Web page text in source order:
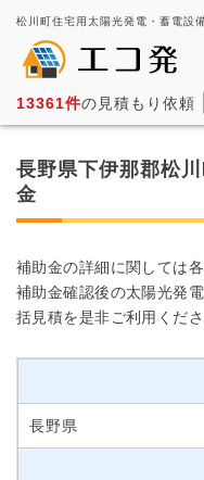
13361件の見積もり依頼
長野県下伊那郡松
金
補助金の詳細に関しては
補助金確認後の太陽光発
括見積を是非ご利用くださ
長野県